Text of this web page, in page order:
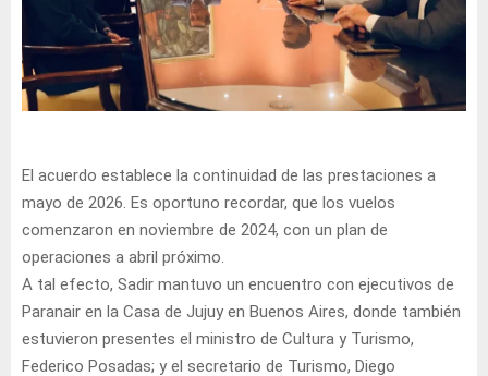
El acuerdo establece la continuidad de las prestaciones a
mayo de 2026. Es oportuno recordar, que los vuelos
comenzaron en noviembre de 2024, con un plan de
operaciones a abril próximo.
A tal efecto, Sadir mantuvo un encuentro con ejecutivos de
Paranair en la Casa de Jujuy en Buenos Aires, donde también
estuvieron presentes el ministro de Cultura y Turismo,
Federico Posadas; y el secretario de Turismo, Diego